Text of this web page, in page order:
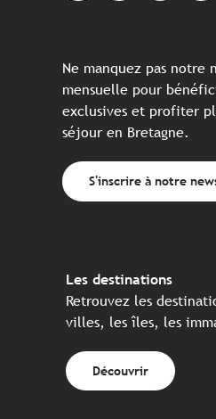
Ne manquez pas notre
mensuelle pour
exclusives et profiter
séjour en Bretagne.
S'inscrire à notre
Les destinations
Retrouvez les
villes, les îles, les
Découvrir